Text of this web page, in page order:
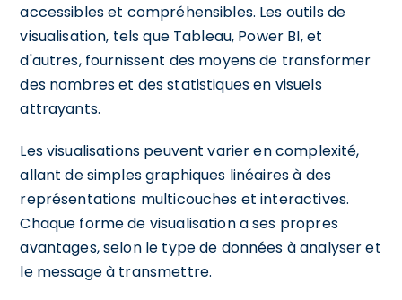
accessibles et compréhensibles. Les outils de
visualisation, tels que Tableau, Power BI, et
d'autres, fournissent des moyens de transformer
des nombres et des statistiques en visuels
attrayants.
Les visualisations peuvent varier en complexité,
allant de simples graphiques linéaires à des
représentations multicouches et interactives.
Chaque forme de visualisation a ses propres
avantages, selon le type de données à analyser et
le message à transmettre.